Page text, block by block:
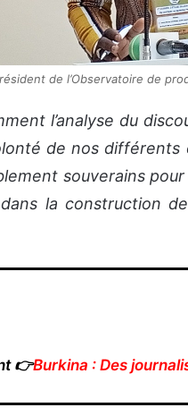
de l’Observatoire de
l’analyse du
de nos
souverains
la construction
👉Burkina : Des